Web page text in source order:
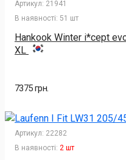
Артикул: 21941
В наявності: 51 шт
Hankook Winter i*cept
XL
7375 грн.
Артикул: 22282
В наявності: 2 шт